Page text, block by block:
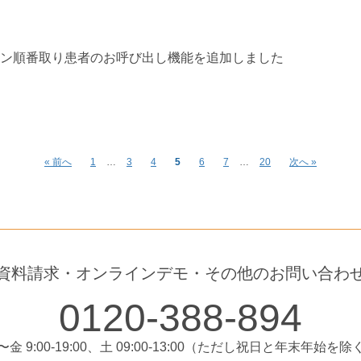
順番取り患者のお呼び出し機能を追加しました
« 前へ 1 3 4 5 6 7 20 次へ »
料請求・オンラインデモ・その他のお問い合わ
0120-388-894
金 9:00-19:00、土 09:00-13:00（ただし祝日と年末年始を除